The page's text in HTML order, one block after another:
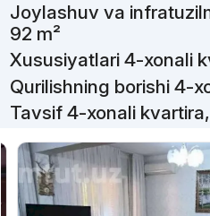
Joylashuv va
92 m²
Xususiyatlari 4-xonali
Qurilishning borishi 4-
Tavsif 4-xonali